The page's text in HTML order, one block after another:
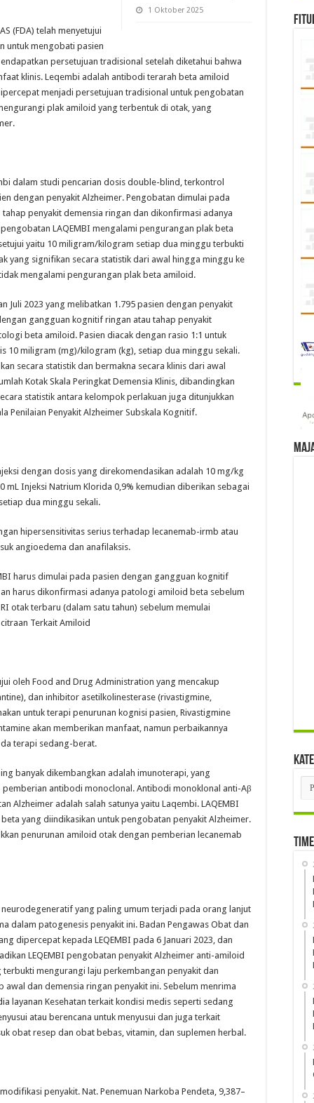
1 Oktober 2025
(FDA) telah menyetujui
untuk mengobati pasien
persetujuan tradisional setelah diketahui bahwa
klinis. Leqembi adalah antibodi terarah beta amiloid
menjadi persetujuan tradisional untuk pengobatan
plak amiloid yang terbentuk di otak, yang
dalam studi pencarian dosis double-blind, terkontrol
dengan penyakit Alzheimer. Pengobatan dimulai pada
penyakit demensia ringan dan dikonfirmasi adanya
LAQEMBI mengalami pengurangan plak beta
yaitu 10 miligram/kilogram setiap dua minggu terbukti
yang signifikan secara statistik dari awal hingga minggu ke
mengalami pengurangan plak beta amiloid.
Juli 2023 yang melibatkan 1.795 pasien dengan penyakit
gangguan kognitif ringan atau tahap penyakit
beta amiloid. Pasien diacak dengan rasio 1:1 untuk
10 miligram (mg)/kilogram (kg), setiap dua minggu sekali.
secara statistik dan bermakna secara klinis dari awal
Kotak Skala Peringkat Demensia Klinis, dibandingkan
statistik antara kelompok perlakuan juga ditunjukkan
Penilaian Penyakit Alzheimer Subskala Kognitif.
dengan dosis yang direkomendasikan adalah 10 mg/kg
mL Injeksi Natrium Klorida 0,9% kemudian diberikan sebagai
dua minggu sekali.
hipersensitivitas serius terhadap lecanemab-irmb atau
angioedema dan anafilaksis.
harus dimulai pada pasien dengan gangguan kognitif
harus dikonfirmasi adanya patologi amiloid beta sebelum
otak terbaru (dalam satu tahun) sebelum memulai
Terkait Amiloid
oleh Food and Drug Administration yang mencakup
dan inhibitor asetilkolinesterase (rivastigmine,
untuk terapi penurunan kognisi pasien, Rivastigmine
akan memberikan manfaat, namun perbaikannya
terapi sedang-berat.
banyak dikembangkan adalah imunoterapi, yang
antibodi monoclonal. Antibodi monoklonal anti-Aβ
Alzheimer adalah salah satunya yaitu Laqembi. LAQEMBI
yang diindikasikan untuk pengobatan penyakit Alzheimer.
penurunan amiloid otak dengan pemberian lecanemab
neurodegeneratif yang paling umum terjadi pada orang lanjut
dalam patogenesis penyakit ini. Badan Pengawas Obat dan
dipercepat kepada LEQEMBI pada 6 Januari 2023, dan
LEQEMBI pengobatan penyakit Alzheimer anti-amiloid
mengurangi laju perkembangan penyakit dan
dan demensia ringan penyakit ini. Sebelum menrima
layanan Kesehatan terkait kondisi medis seperti sedang
atau berencana untuk menyusui dan juga terkait
obat resep dan obat bebas, vitamin, dan suplemen herbal.
penyakit. Nat. Penemuan Narkoba Pendeta, 9,387–